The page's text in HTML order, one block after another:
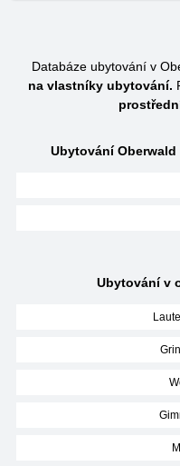
Databáze ubytování v
na vlastníky ubytování.
Ubytování
Ubytování v